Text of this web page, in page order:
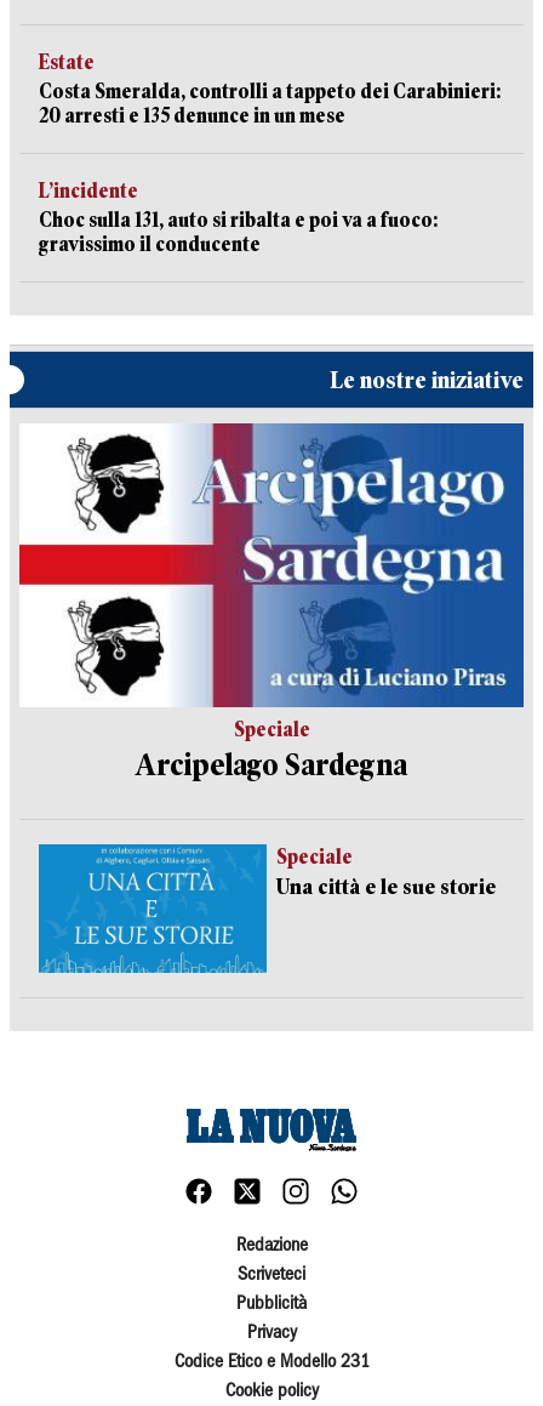
Estate
Costa Smeralda, controlli a tappeto dei Carabinieri:
20 arresti e 135 denunce in un mese
L’incidente
Choc sulla 131, auto si ribalta e poi va a fuoco:
gravissimo il conducente
Le nostre iniziative
Speciale
Arcipelago Sardegna
Speciale
Una città e le sue storie
Redazione
Scriveteci
Pubblicità
Privacy
Codice Etico e Modello 231
Cookie policy